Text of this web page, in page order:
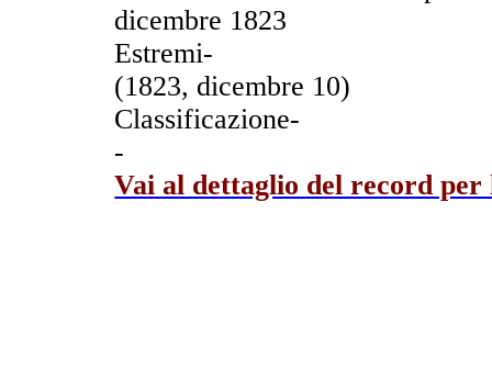
dicembre 1823
Estremi-
(1823, dicembre 10)
Classificazione-
-
Vai al dettaglio del record per